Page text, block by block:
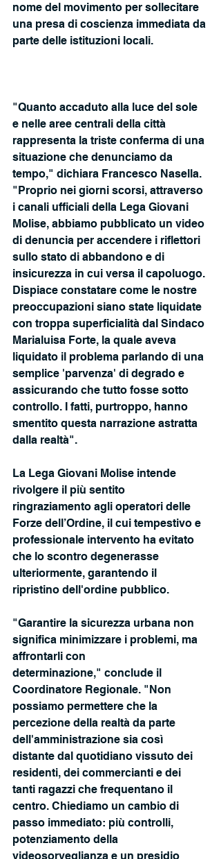
nome del movimento per sollecitare
una presa di coscienza immediata da
parte delle istituzioni locali.
"Quanto accaduto alla luce del sole
e nelle aree centrali della città
rappresenta la triste conferma di una
situazione che denunciamo da
tempo," dichiara Francesco Nasella.
"Proprio nei giorni scorsi, attraverso
i canali ufficiali della Lega Giovani
Molise, abbiamo pubblicato un video
di denuncia per accendere i riflettori
sullo stato di abbandono e di
insicurezza in cui versa il capoluogo.
Dispiace constatare come le nostre
preoccupazioni siano state liquidate
con troppa superficialità dal Sindaco
Marialuisa Forte, la quale aveva
liquidato il problema parlando di una
semplice 'parvenza' di degrado e
assicurando che tutto fosse sotto
controllo. I fatti, purtroppo, hanno
smentito questa narrazione astratta
dalla realtà".
La Lega Giovani Molise intende
rivolgere il più sentito
ringraziamento agli operatori delle
Forze dell’Ordine, il cui tempestivo e
professionale intervento ha evitato
che lo scontro degenerasse
ulteriormente, garantendo il
ripristino dell'ordine pubblico.
"Garantire la sicurezza urbana non
significa minimizzare i problemi, ma
affrontarli con
determinazione," conclude il
Coordinatore Regionale. "Non
possiamo permettere che la
percezione della realtà da parte
dell'amministrazione sia così
distante dal quotidiano vissuto dei
residenti, dei commercianti e dei
tanti ragazzi che frequentano il
centro. Chiediamo un cambio di
passo immediato: più controlli,
potenziamento della
videosorveglianza e un presidio